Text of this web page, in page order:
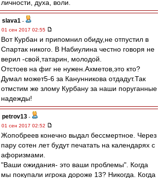
личности, духа, воли.
slava1 -
01 сен 2017 02:55
Вот Курбан и припомнил обиду,не отпустил в
Спартак никого. В Набиулина честно говоря не
верил -свой,татарин, молодой.
Отстоев на фиг не нужен.Ахметов,это кто?
Думал может5-6 за Канунникова отдадут.Так
отмстим же злому Курбану за наши поруганные
надежды!
petrov13 -
01 сен 2017 02:52
Жопобреев конечно выдал бессмертное. Через
пару сотен лет будут печатать на календарях с
афоризмами.
"Ваши ожидания- это ваши проблемы". Когда
мы покупали игрока дороже 13? Никогда. Когда